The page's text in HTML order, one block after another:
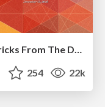
Responsive Adventures: Dirty Tricks From The Dark Corners of Front-End
254 22k